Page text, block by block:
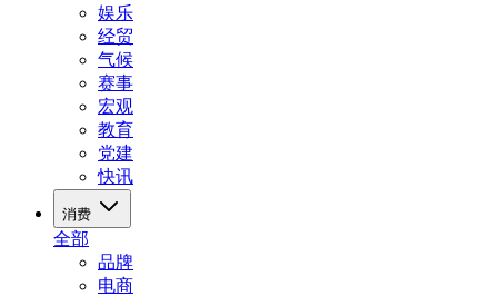
娱乐
经贸
气候
赛事
宏观
教育
党建
快讯
消费
全部
品牌
电商